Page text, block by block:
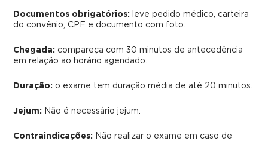
Documentos obrigatórios:
leve pedido médico, carteira
do convênio, CPF e documento com foto.
Chegada: compareça com 30 minutos de antecedência
em relação ao horário agendado.
Duração: o exame tem duração média de até 20 minutos.
Jejum: Não é necessário jejum.
Contraindicações: Não realizar o exame em caso de